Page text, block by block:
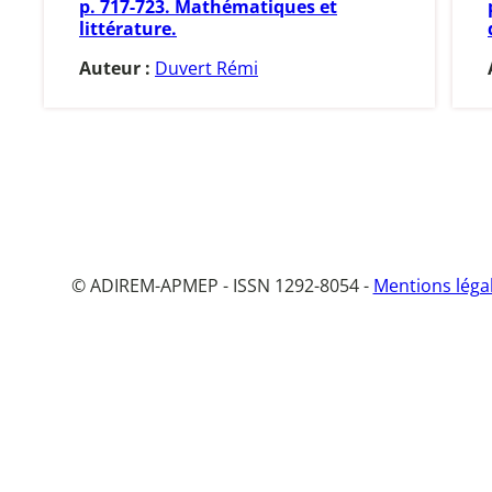
p. 717-723. Mathématiques et
littérature.
Auteur : Duvert Rémi
© ADIREM-APMEP - ISSN 1292-8054 - Mentions